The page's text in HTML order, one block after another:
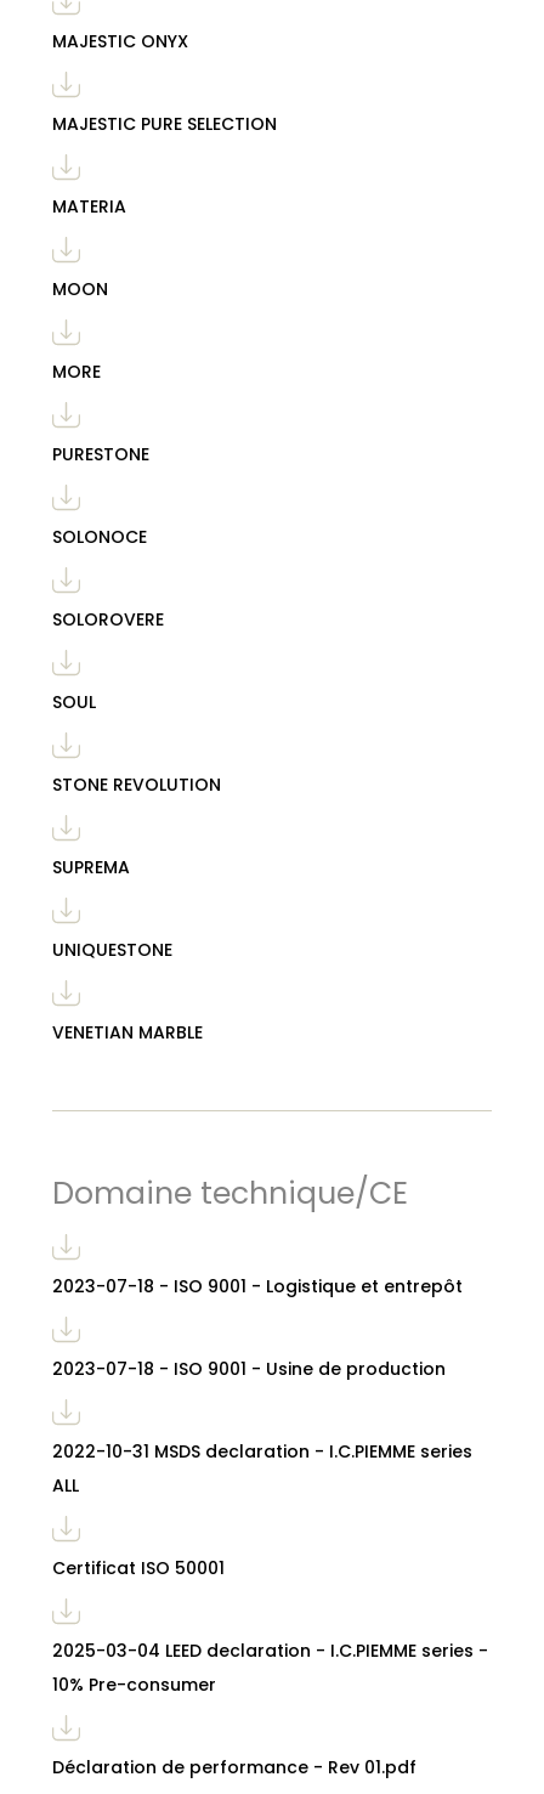
MAJESTIC ONYX
MAJESTIC PURE SELECTION
MATERIA
MOON
MORE
PURESTONE
SOLONOCE
SOLOROVERE
SOUL
STONE REVOLUTION
SUPREMA
UNIQUESTONE
VENETIAN MARBLE
Domaine technique/CE
2023-07-18 - ISO 9001 - Logistique et entrepôt
2023-07-18 - ISO 9001 - Usine de production
2022-10-31 MSDS declaration - I.C.PIEMME series
ALL
Certificat ISO 50001
2025-03-04 LEED declaration - I.C.PIEMME series -
10% Pre-consumer
Déclaration de performance - Rev 01.pdf